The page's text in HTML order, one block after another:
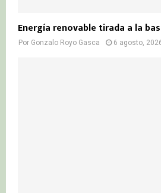
Energía renovable tirada a la
Por Gonzalo Royo Gasca 6 agosto,